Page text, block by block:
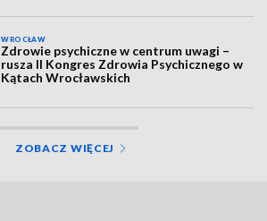
WROCŁAW
Zdrowie psychiczne w centrum uwagi –
rusza II Kongres Zdrowia Psychicznego w
Kątach Wrocławskich
ZOBACZ WIĘCEJ